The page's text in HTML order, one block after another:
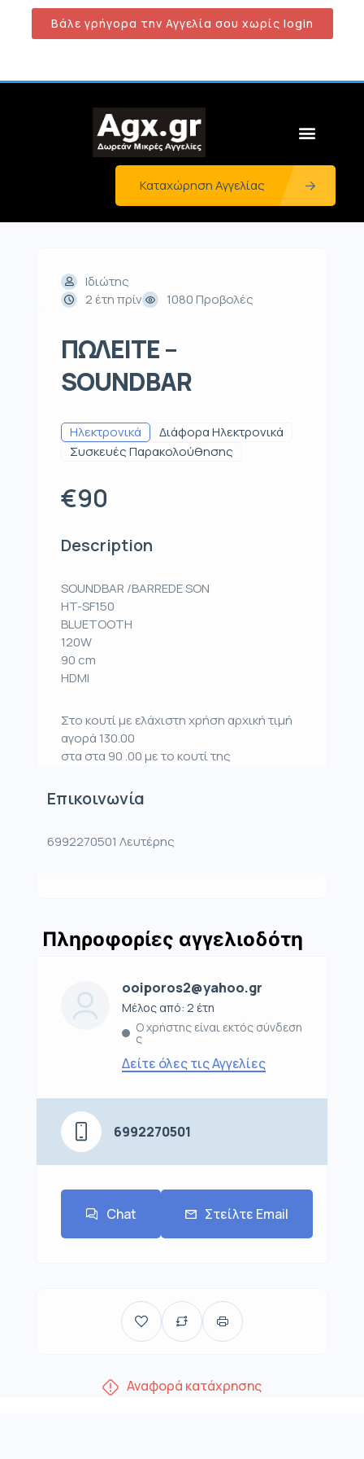
Βάλε γρήγορα την Αγγελία σου χωρίς login
Καταχώρηση Αγγελίας
Ιδιώτης
2 έτη πρίν
1080 Προβολές
ΠΩΛΕΙΤΕ –
SOUNDBAR
Ηλεκτρονικά
Διάφορα Ηλεκτρονικά
Συσκευές Παρακολούθησης
€90
Description
SOUNDBAR /BARREDE SON
HT-SF150
BLUETOOTH
120W
90 cm
HDMI
Στο κουτί με ελάχιστη χρήση αρχική τιμή
αγορά 130.00
στα στα 90 .00 με το κουτί της
Επικοινωνία
6992270501 Λευτέρης
Πληροφορίες αγγελιοδότη
ooiporos2@yahoo.gr
Μέλος από: 2 έτη
Ο χρήστης είναι εκτός σύνδεση
ς
Δείτε όλες τις Αγγελίες
6992270501
Chat Στείλτε Email
Αναφορά κατάχρησης